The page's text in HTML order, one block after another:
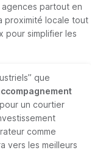
partout en
proximité locale tout
pour simplifier les
que
un courtier
comme
vers les meilleurs